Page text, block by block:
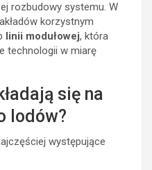
rozbudowy systemu. W
korzystnym
linii modułowej, która
technologii w miarę
się na
lodów?
występujące